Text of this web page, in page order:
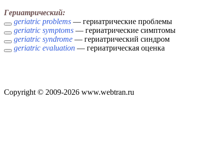
Гериатрический:
geriatric problems — гериатрические проблемы
geriatric symptoms — гериатрические симптомы
geriatric syndrome — гериатрический синдром
geriatric evaluation — гериатрическая оценка
Copyright © 2009-2026 www.webtran.ru